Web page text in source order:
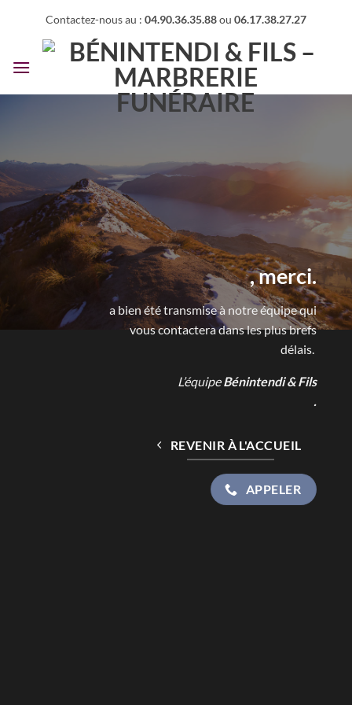
contenu
Contactez-nous au : 04.90.36.35.88ou 06.17.38.27.27
, merci.
a bien été transmise à notre équipe qui
vous contactera dans les plus brefs
délais.
L’équipeBénintendi & Fils
.
REVENIR À L'ACCUEIL
APPELER